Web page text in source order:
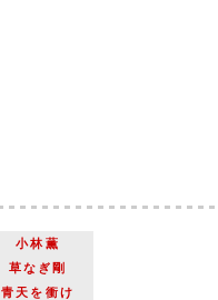
小林薫
草なぎ剛
青天を衝け